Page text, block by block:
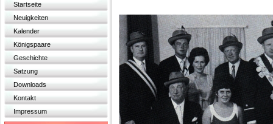
Startseite
Neuigkeiten
Kalender
Königspaare
Geschichte
Satzung
Downloads
Kontakt
Impressum